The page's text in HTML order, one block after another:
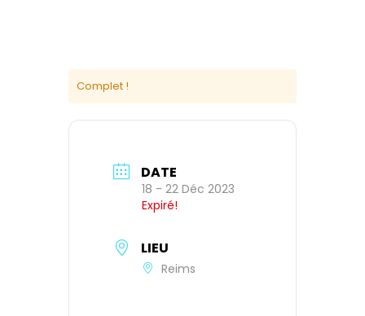
Complet !
DATE
18 - 22 Déc 2023
Expiré!
LIEU
Reims